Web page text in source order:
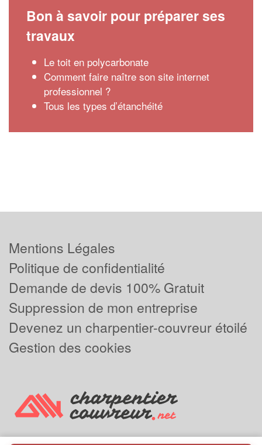
Bon à savoir pour préparer ses
travaux
Le toit en polycarbonate
Comment faire naître son site internet
professionnel ?
Tous les types d’étanchéité
Mentions Légales
Politique de confidentialité
Demande de devis 100% Gratuit
Suppression de mon entreprise
Devenez un charpentier-couvreur étoilé
Gestion des cookies